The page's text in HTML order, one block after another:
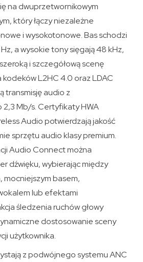
na dwuprzetwornikowym
który łączy niezależne
i wysokotonowe. Bas schodzi
a wysokie tony sięgają 48 kHz,
i szczegółową scenę
kodeków L2HC 4.0 oraz LDAC
transmisję audio z
Mb/s. Certyfikaty HWA
Audio potwierdzają jakość
sprzętu audio klasy premium.
Audio Connect można
dźwięku, wybierając między
mocniejszym basem,
lub efektami
śledzenia ruchów głowy
dostosowanie sceny
użytkownika.
z podwójnego systemu ANC